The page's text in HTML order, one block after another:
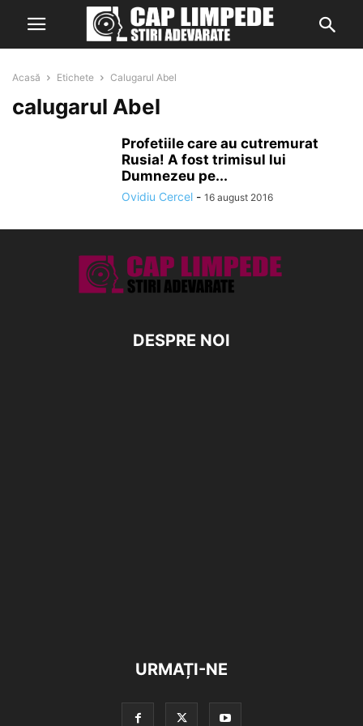
Acasă Etichete Calugarul Abel
calugarul Abel
Profetiile care au cutremurat
Rusia! A fost trimisul lui
Dumnezeu pe...
Ovidiu Cercel - 16 august 2016
DESPRE NOI
URMAȚI-NE